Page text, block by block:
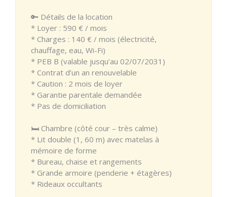
🔑 Détails de la location
* Loyer : 590 € / mois
* Charges : 140 € / mois (électricité,
chauffage, eau, Wi-Fi)
* PEB B (valable jusqu’au 02/07/2031)
* Contrat d’un an renouvelable
* Caution : 2 mois de loyer
* Garantie parentale demandée
* Pas de domiciliation
🛏️ Chambre (côté cour – très calme)
* Lit double (1, 60 m) avec matelas à
mémoire de forme
* Bureau, chaise et rangements
* Grande armoire (penderie + étagères)
* Rideaux occultants